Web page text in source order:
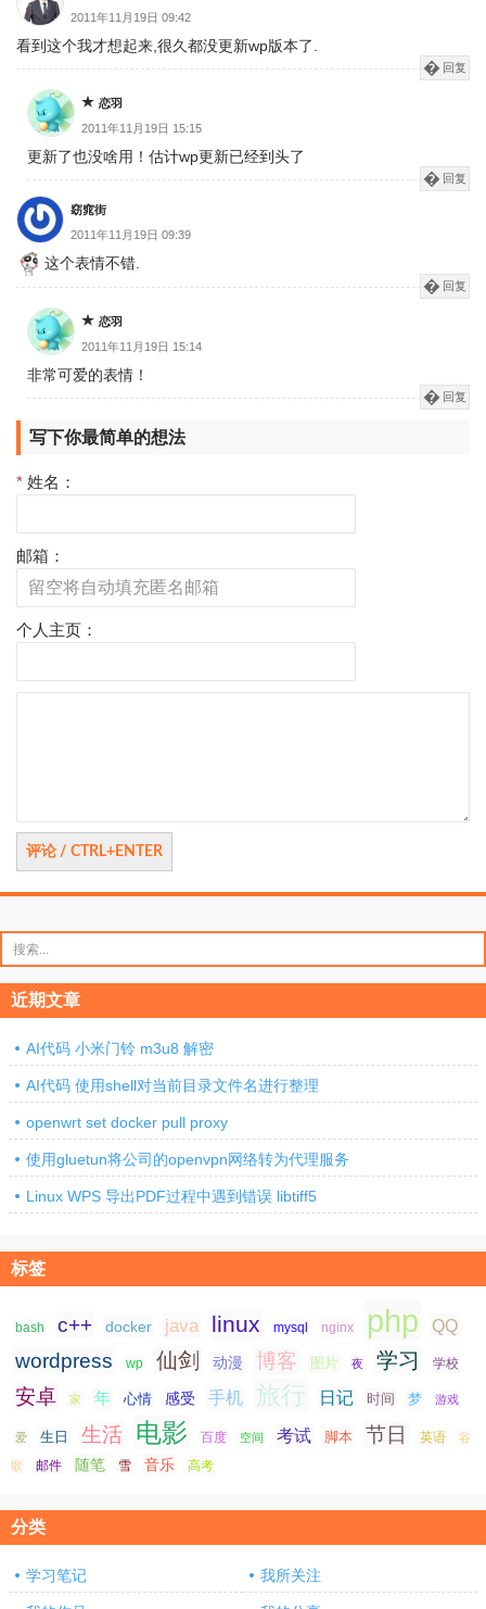
2011年11月19日 09:42
看到这个我才想起来,很久都没更新wp版本了.
回复
恋羽
2011年11月19日 15:15
更新了也没啥用！估计wp更新已经到头了
回复
窈窕街
2011年11月19日 09:39
这个表情不错.
回复
恋羽
2011年11月19日 15:14
非常可爱的表情！
回复
写下你最简单的想法
* 姓名：
邮箱：
个人主页：
索：
近期文章
AI代码 小米门铃 m3u8 解密
AI代码 使用shell对当前目录文件名进行整理
openwrt set docker pull proxy
使用gluetun将公司的openvpn网络转为代理服务
Linux WPS 导出PDF过程中遇到错误 libtiff5
标签
bash c++ docker java linux mysql nginx php QQ
wordpress wp 仙剑 动漫 博客 图片 夜 学习 学校
安卓 家 年 心情 感受 手机 旅行 日记 时间 梦 游戏
爱 生日 生活 电影 百度 空间 考试 脚本 节日 英语 谷
歌 邮件 随笔 雪 音乐 高考
分类
学习笔记 我所关注